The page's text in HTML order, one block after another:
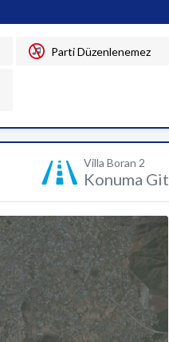
Parti Düzenlenemez
Villa Boran 2
Konuma Git